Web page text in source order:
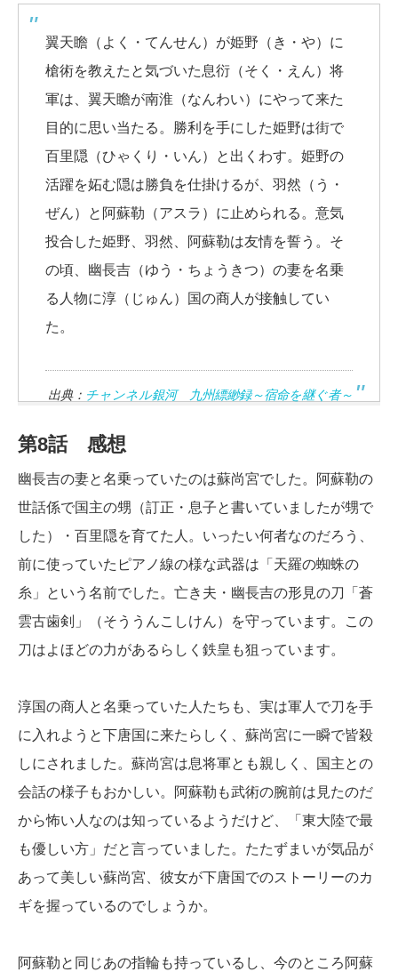
翼天瞻（よく・てんせん）が姫野（き・や）に
槍術を教えたと気づいた息衍（そく・えん）将
軍は、翼天瞻が南淮（なんわい）にやって来た
目的に思い当たる。勝利を手にした姫野は街で
百里隠（ひゃくり・いん）と出くわす。姫野の
活躍を妬む隠は勝負を仕掛けるが、羽然（う・
ぜん）と阿蘇勒（アスラ）に止められる。意気
投合した姫野、羽然、阿蘇勒は友情を誓う。そ
の頃、幽長吉（ゆう・ちょうきつ）の妻を名乗
る人物に淳（じゅん）国の商人が接触してい
た。
出典： チャンネル銀河 九州縹緲録～宿命を継ぐ者～
第8話 感想
幽長吉の妻と名乗っていたのは蘇尚宮でした。阿蘇勒の
世話係で国主の甥（訂正・息子と書いていましたが甥で
した）・百里隠を育てた人。いったい何者なのだろう、
前に使っていたピアノ線の様な武器は「天羅の蜘蛛の
糸」という名前でした。亡き夫・幽長吉の形見の刀「蒼
雲古歯剣」（そううんこしけん）を守っています。この
刀はよほどの力があるらしく鉄皇も狙っています。
淳国の商人と名乗っていた人たちも、実は軍人で刀を手
に入れようと下唐国に来たらしく、蘇尚宮に一瞬で皆殺
しにされました。蘇尚宮は息将軍とも親しく、国主との
会話の様子もおかしい。阿蘇勒も武術の腕前は見たのだ
から怖い人なのは知っているようだけど、「東大陸で最
も優しい方」だと言っていました。たたずまいが気品が
あって美しい蘇尚宮、彼女が下唐国でのストーリーのカ
ギを握っているのでしょうか。
阿蘇勒と同じあの指輪も持っているし、今のところ阿蘇